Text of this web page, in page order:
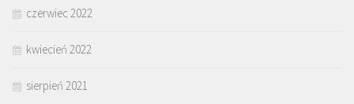
czerwiec 2022
kwiecień 2022
sierpień 2021